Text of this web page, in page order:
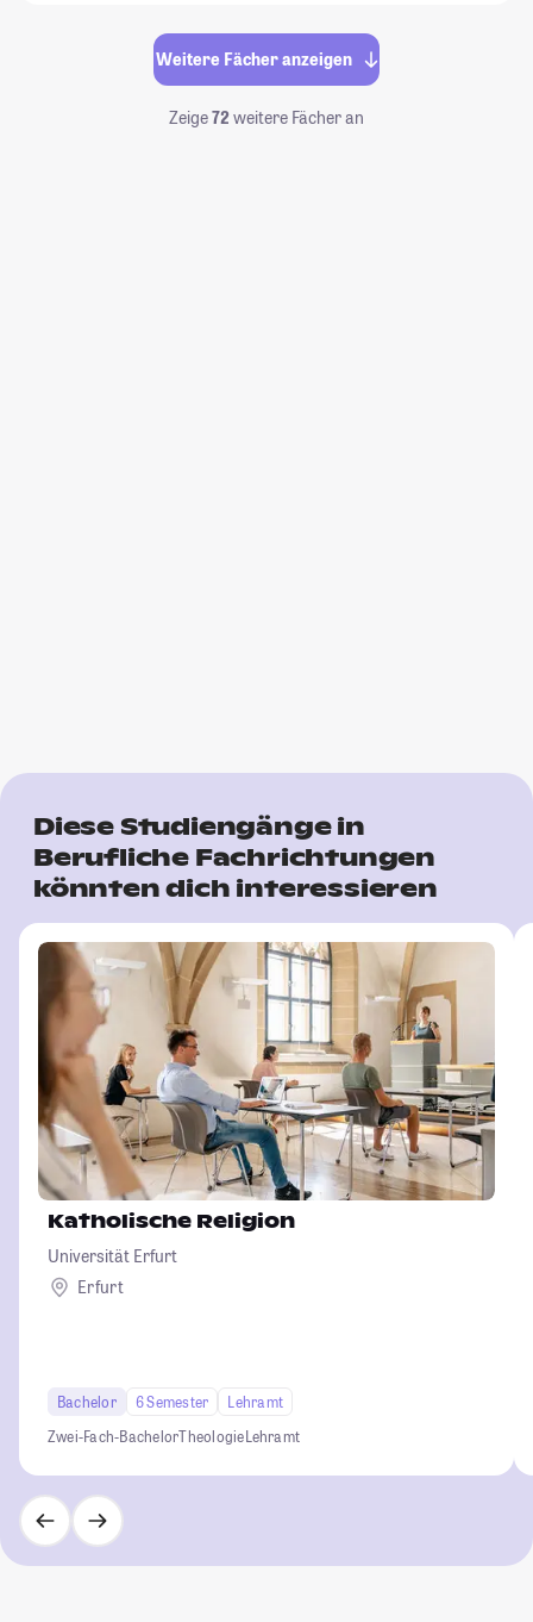
Weitere Fächer anzeigen
Zeige72weitere Fächer an
Diese Studiengänge in
Berufliche Fachrichtungen
könnten dich interessieren
Katholische Religion
Universität Erfurt
Erfurt
Bachelor 6 Semester
Lehramt
Zwei-Fach-BachelorTheologieLehramt